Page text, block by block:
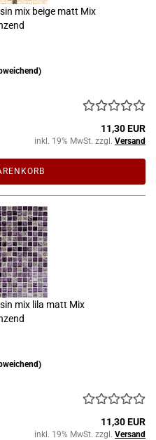
mix beige matt Mix
11,30 EUR
inkl. 19% MwSt. zzgl. Versand
mix lila matt Mix
11,30 EUR
inkl. 19% MwSt. zzgl. Versand